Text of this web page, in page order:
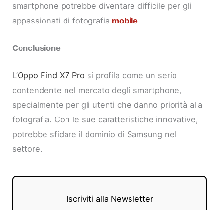
smartphone potrebbe diventare difficile per gli
appassionati di fotografia mobile.
Conclusione
L’Oppo Find X7 Pro si profila come un serio
contendente nel mercato degli smartphone,
specialmente per gli utenti che danno priorità alla
fotografia. Con le sue caratteristiche innovative,
potrebbe sfidare il dominio di Samsung nel
settore.
Iscriviti alla Newsletter